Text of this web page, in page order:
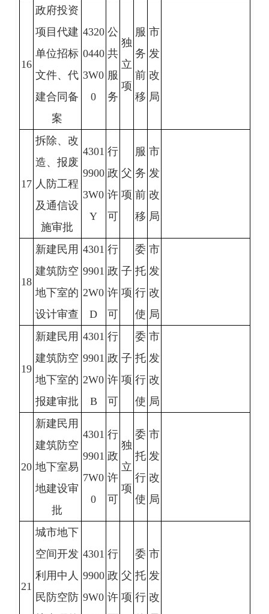
16
政府投资
项目代建
单位招标
文件、代
建合同备
案
4320
0440
3W0
0
公
共
服
务
独
立
项
服
务
前
移
市
发
改
局
17
拆除、改
造、报废
人防工程
及通信设
施审批
4301
9900
3W0
Y
行
政
许
可
父
项
服
务
前
移
市
发
改
局
18
新建民用
建筑防空
地下室的
设计审查
4301
9901
2W0
D
行
政
许
可
子
项
委
托
行
使
市
发
改
局
19
新建民用
建筑防空
地下室的
报建审批
4301
9901
2W0
B
行
政
许
可
子
项
委
托
行
使
市
发
改
局
20
新建民用
建筑防空
地下室易
地建设审
批
4301
9901
7W0
0
行
政
许
可
独
立
项
委
托
行
使
市
发
改
局
21
城市地下
空间开发
利用中人
民防空防
4301
9900
9W0
行
政
许
父
项
委
托
行
市
发
改